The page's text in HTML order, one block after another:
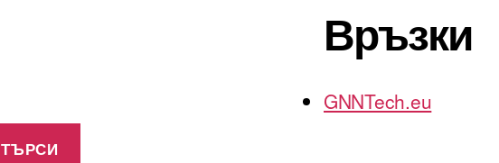
ТЪРСИ
Връзки
GNNTech.eu